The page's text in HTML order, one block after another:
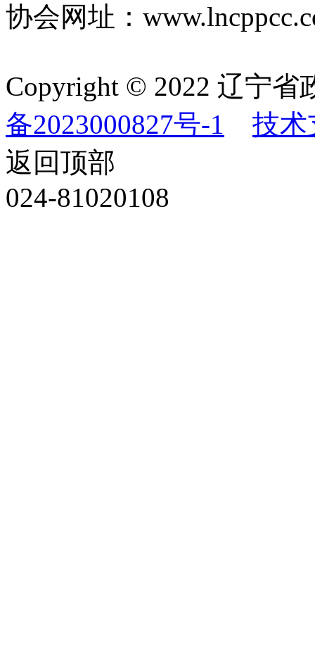
协会网址：
Copyright © 2022 辽宁
备2023000827号-1
技术
返回顶部
024-81020108